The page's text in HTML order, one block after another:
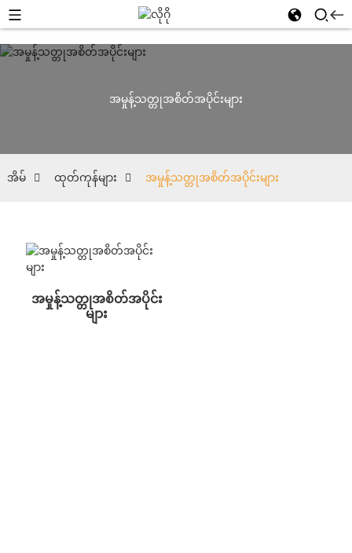
အမှုန့်သတ္တုအစိတ်အပိုင်းများ
အိမ် ထုတ်ကုန်များ အမှုန့်သတ္တုအစိတ်အပိုင်းများ
အမှုန့်သတ္တုအစိတ်အပိုင်း
များ